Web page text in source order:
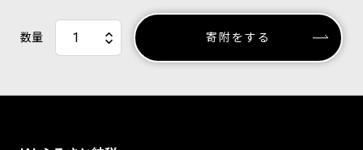
数量 寄附をする